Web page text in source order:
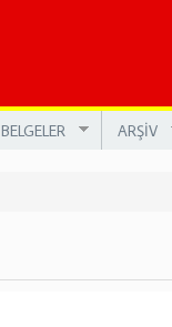
BELGELER ARŞİV